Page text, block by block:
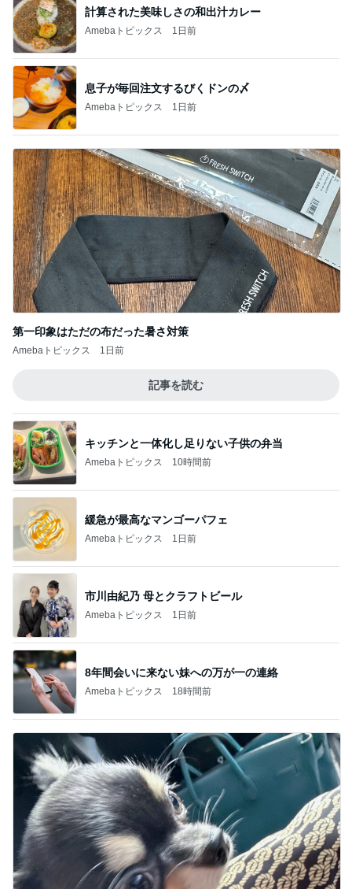
計算された美味しさの和出汁カレー
Amebaトピックス 1日前
息子が毎回注文するびくドンの〆
Amebaトピックス 1日前
第一印象はただの布だった暑さ対策
Amebaトピックス 1日前
記事を読む
キッチンと一体化し足りない子供の弁当
Amebaトピックス 10時間前
緩急が最高なマンゴーパフェ
Amebaトピックス 1日前
市川由紀乃 母とクラフトビール
Amebaトピックス 1日前
8年間会いに来ない妹への万が一の連絡
Amebaトピックス 18時間前